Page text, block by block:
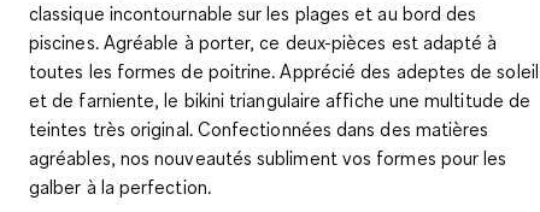
classique incontournable sur les plages et au bord des
piscines. Agréable à porter, ce deux-pièces est adapté à
toutes les formes de poitrine. Apprécié des adeptes de soleil
et de farniente, le bikini triangulaire affiche une multitude de
teintes très original. Confectionnées dans des matières
agréables, nos nouveautés subliment vos formes pour les
galber à la perfection.